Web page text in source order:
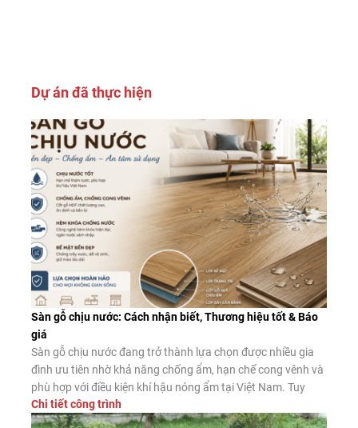
Dự án đã thực hiện
Sàn gỗ chịu nước: Cách nhận biết, Thương hiệu tốt & Báo
giá
Sàn gỗ chịu nước đang trở thành lựa chọn được nhiều gia
đình ưu tiên nhờ khả năng chống ẩm, hạn chế cong vênh và
phù hợp với điều kiện khí hậu nóng ẩm tại Việt Nam. Tuy
nhiên, không phải sản phẩm nào được quảng cáo là “chịu
nước” cũng có chất lượng như […]
Chi tiết công trình